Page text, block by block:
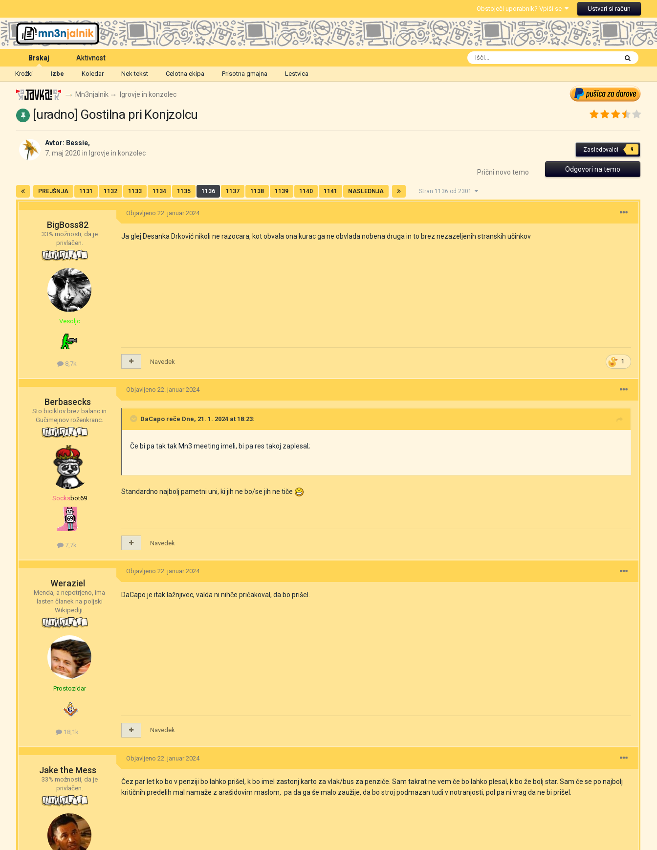
Obstoječi uporabnik? Vpiši se Ustvari si račun
Brskaj
Krožki Izbe Koledar Nek tekst Celotna ekipa Prisotna gmajna Lestvica
Aktivnost
Mn3njalnik Igrovje in konzolec
[uradno] Gostilna pri Konjzolcu
Avtor: Bessie,
7. maj 2020 in Igrovje in konzolec Zasledovalci 9
Odgovori na temo
Prični novo temo
PREJŠNJA 1131 1132 1133 1134 1135 1136 1137 1138 1139 1140 1141 NASLEDNJA Stran 1136 od 2301
BigBoss82
33% možnosti, da je
privlačen.
Vesoljc
8,7k
Objavljeno22. januar 2024
Ja glej Desanka Drković nikoli ne razocara, kot obvala ona kurac ga ne obvlada nobena druga in to brez nezazeljenih stranskih učinkov
1
Navedek
Berbasecks
Sto biciklov brez balanc in
Gučimejnov roženkranc.
‎‎Socksbot69
7,7k
Objavljeno22. januar 2024
DaCapo reče Dne, 21. 1. 2024 at 18:23:
Če bi pa tak tak Mn3 meeting imeli, bi pa res takoj zaplesal;
Standardno najbolj pametni uni, ki jih ne bo/se jih ne tiče
Navedek
Weraziel
Menda, a nepotrjeno, ima
lasten članek na poljski
Wikipediji.
Prostozidar
18,1k
Objavljeno22. januar 2024
DaCapo je itak lažnjivec, valda ni nihče pričakoval, da bo prišel.
Navedek
Jake the Mess
33% možnosti, da je
privlačen.
Objavljeno22. januar 2024
Čez par let ko bo v penziji bo lahko prišel, k bo imel zastonj karto za vlak/bus za penziče. Sam takrat ne vem če bo lahko plesal, k bo že bolj star. Sam če se po najbolj
kritičnih predelih mal namaže z arašidovim maslom, pa da ga še malo zaužije, da bo stroj podmazan tudi v notranjosti, pol pa ni vrag da ne bi prišel.